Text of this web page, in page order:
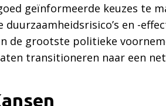
geïnformeerde keuzes te
en -
de grootste politieke
transitioneren naar een